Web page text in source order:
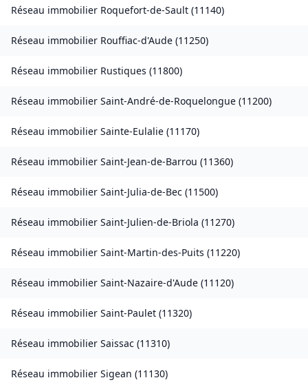
Réseau immobilier Roquefort-de-Sault (11140)
Réseau immobilier Rouffiac-d'Aude (11250)
Réseau immobilier Rustiques (11800)
Réseau immobilier Saint-André-de-Roquelongue (11200)
Réseau immobilier Sainte-Eulalie (11170)
Réseau immobilier Saint-Jean-de-Barrou (11360)
Réseau immobilier Saint-Julia-de-Bec (11500)
Réseau immobilier Saint-Julien-de-Briola (11270)
Réseau immobilier Saint-Martin-des-Puits (11220)
Réseau immobilier Saint-Nazaire-d'Aude (11120)
Réseau immobilier Saint-Paulet (11320)
Réseau immobilier Saissac (11310)
Réseau immobilier Sigean (11130)